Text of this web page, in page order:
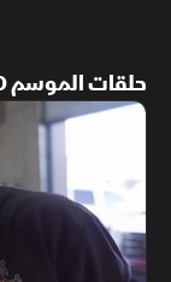
حلقات الموسم 10